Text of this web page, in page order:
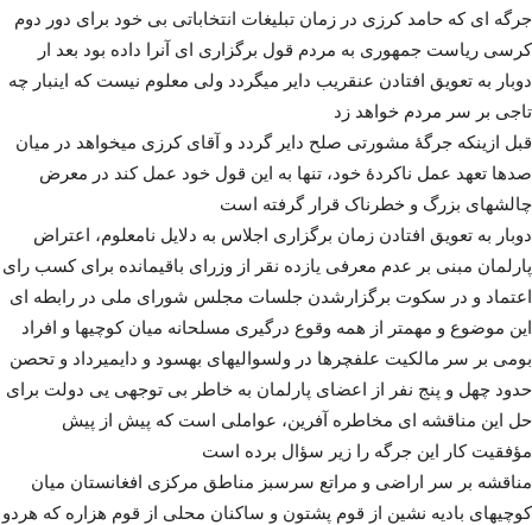
جرگه ای که حامد کرزی در زمان تبلیغات انتخاباتی بی خود برای دور دوم
کرسی ریاست جمهوری به مردم قول برگزاری ای آنرا داده بود بعد ار
دوبار به تعویق افتادن عنقریب دایر میگردد ولی معلوم نیست که اینبار چه
تاجی بر سر مردم خواهد زد
قبل ازینکه جرگۀ مشورتی صلح دایر گردد و آقای کرزی میخواهد در میان
صدها تعهد عمل ناکردۀ خود، تنها به این قول خود عمل کند در معرض
چالشهای بزرگ و خطرناک قرار گرفته است
دوبار به تعویق افتادن زمان برگزاری اجلاس به دلایل نامعلوم، اعتراض
پارلمان مبنی بر عدم معرفی یازده نقر از وزرای باقیمانده برای کسب رای
اعتماد و در سکوت برگزارشدن جلسات مجلس شورای ملی در رابطه ای
این موضوع و مهمتر از همه وقوع درگیری مسلحانه میان کوچیها و افراد
بومی بر سر مالکیت علفچرها در ولسوالیهای بهسود و دایمیرداد و تحصن
حدود چهل و پنج نفر از اعضای پارلمان به خاطر بی توجهی یی دولت برای
حل این مناقشه ای مخاطره آفرین، عواملی است که پیش از پیش
مؤفقیت کار این جرگه را زیر سؤال برده است
مناقشه بر سر اراضی و مراتع سرسبز مناطق مرکزی افغانستان میان
کوچیهای بادیه نشین از قوم پشتون و ساکنان محلی از قوم هزاره که هردو